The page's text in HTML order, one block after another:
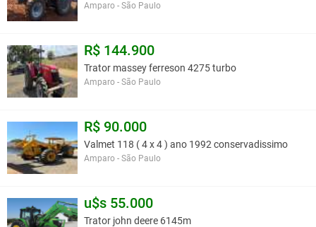
Amparo - São Paulo
R$ 144.900
Trator massey ferreson 4275 turbo
Amparo - São Paulo
R$ 90.000
Valmet 118 ( 4 x 4 ) ano 1992 conservadissimo
Amparo - São Paulo
u$s 55.000
Trator john deere 6145m